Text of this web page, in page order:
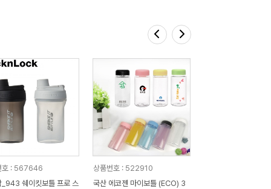
호 : 567646
킷보틀 프로 스
상품번호 : 522910
국산 에코젠 마이보틀 (ECO) 3